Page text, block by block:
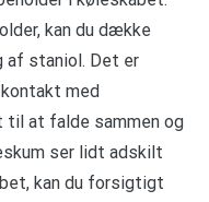
kan du dække
af staniol. Det er
med
at falde sammen og
ser lidt adskilt
kan du forsigtigt